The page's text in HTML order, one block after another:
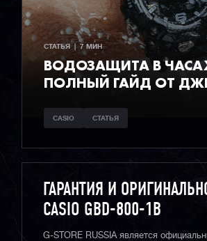
СТАТЬЯ  |  7 МИН
ВОДОЗАЩИТА В ЧАСАХ
ПОЛНЫЙ ГАЙД ОТ
CASIO СТАТЬЯ
ГАРАНТИЯ И
CASIO GBD-800-1B
G-STORE RUSSIA является